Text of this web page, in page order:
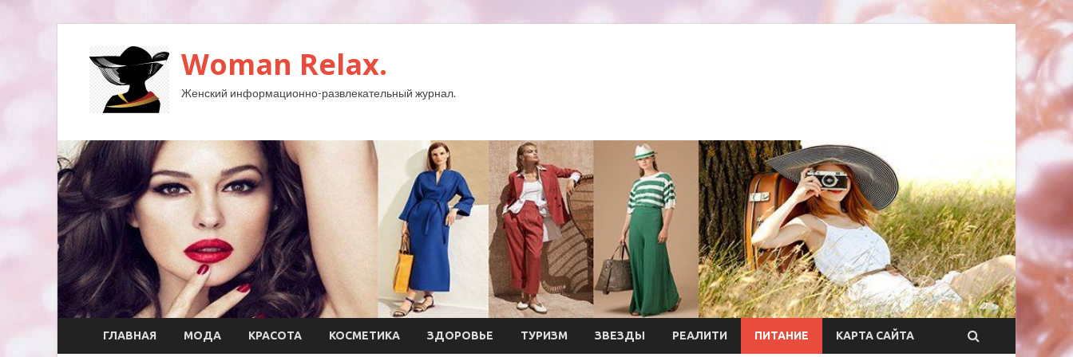
Woman Relax.
Женский информационно-развлекательный журнал.
ГЛАВНАЯ МОДА КРАСОТА КОСМЕТИКА ЗДОРОВЬЕ ТУРИЗМ ЗВЕЗДЫ РЕАЛИТИ ПИТАНИЕ КАРТА САЙТА